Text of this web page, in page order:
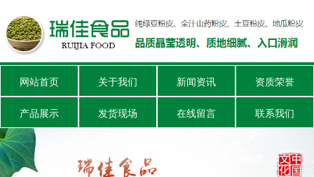
网站首页 关于我们 新闻资讯 资质荣誉
产品展示 发货现场 在线留言 联系我们